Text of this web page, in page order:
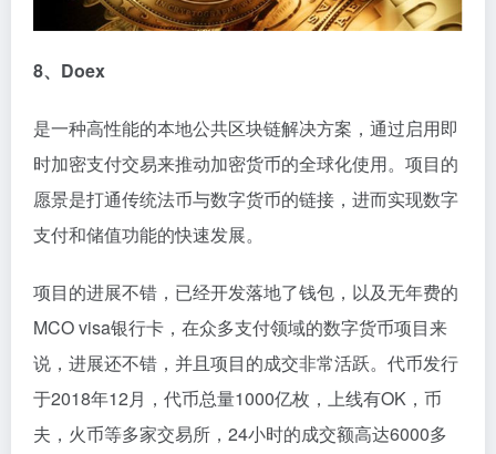
8、Doex
是一种高性能的本地公共区块链解决方案，通过启用即
时加密支付交易来推动加密货币的全球化使用。项目的
愿景是打通传统法币与数字货币的链接，进而实现数字
支付和储值功能的快速发展。
项目的进展不错，已经开发落地了钱包，以及无年费的
MCO visa银行卡，在众多支付领域的数字货币项目来
说，进展还不错，并且项目的成交非常活跃。代币发行
于2018年12月，代币总量1000亿枚，上线有OK，币
夫，火币等多家交易所，24小时的成交额高达6000多